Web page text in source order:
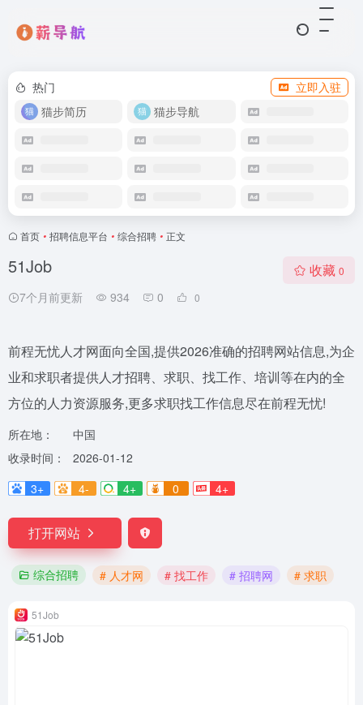
热门
立即入驻
猫步简历
猫步导航
首页 • 招聘信息平台 • 综合招聘 • 正文
51Job
7个月前更新 934 0 0
收藏 0
前程无忧人才网面向全国,提供2026准确的招聘网站信息,为企
业和求职者提供人才招聘、求职、找工作、培训等在内的全
方位的人力资源服务,更多求职找工作信息尽在前程无忧!
所在地：
中国
收录时间：
2026-01-12
3+
4- 4+ 0 4+
打开网站
综合招聘 # 人才网 # 找工作 # 招聘网 # 求职
51Job